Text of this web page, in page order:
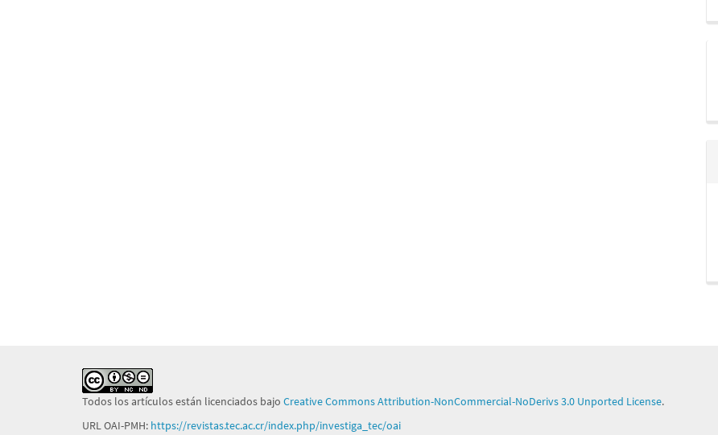
Todos los artículos están licenciados bajo Creative Commons Attribution-NonCommercial-NoDerivs 3.0 Unported License.
URL OAI-PMH: https://revistas.tec.ac.cr/index.php/investiga_tec/oai